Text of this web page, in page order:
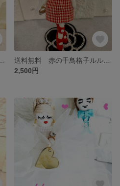
2,500円